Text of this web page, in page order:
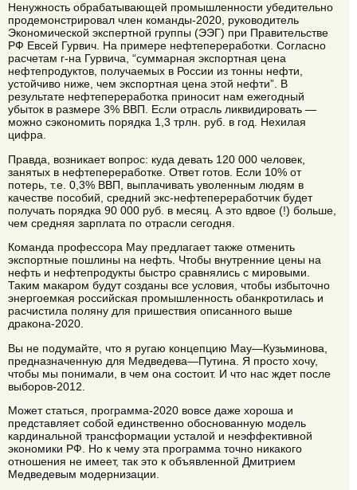
Ненужность обрабатывающей промышленности убедительно
продемонстрировал член команды-2020, руководитель
Экономической экспертной группы (ЭЭГ) при Правительстве
РФ Евсей Гурвич. На примере нефтепереработки. Согласно
расчетам г-на Гурвича, “суммарная экспортная цена
нефтепродуктов, получаемых в России из тонны нефти,
устойчиво ниже, чем экспортная цена этой нефти”. В
результате нефтепереработка приносит нам ежегодный
убыток в размере 3% ВВП. Если отрасль ликвидировать —
можно сэкономить порядка 1,3 трлн. руб. в год. Нехилая
цифра.
Правда, возникает вопрос: куда девать 120 000 человек,
занятых в нефтепереработке. Ответ готов. Если 10% от
потерь, т.е. 0,3% ВВП, выплачивать уволенным людям в
качестве пособий, средний экс-нефтепереработчик будет
получать порядка 90 000 руб. в месяц. А это вдвое (!) больше,
чем средняя зарплата по отрасли сегодня.
Команда профессора Мау предлагает также отменить
экспортные пошлины на нефть. Чтобы внутренние цены на
нефть и нефтепродукты быстро сравнялись с мировыми.
Таким макаром будут созданы все условия, чтобы избыточно
энергоемкая российская промышленность обанкротилась и
расчистила поляну для пришествия описанного выше
дракона-2020.
Вы не подумайте, что я ругаю концепцию Мау—Кузьминова,
предназначенную для Медведева—Путина. Я просто хочу,
чтобы мы понимали, в чем она состоит. И что нас ждет после
выборов-2012.
Может статься, программа-2020 вовсе даже хороша и
представляет собой единственно обоснованную модель
кардинальной трансформации усталой и неэффективной
экономики РФ. Но к чему эта программа точно никакого
отношения не имеет, так это к объявленной Дмитрием
Медведевым модернизации.